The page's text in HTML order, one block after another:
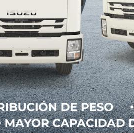
se produce Montero;
en la ciudad de
su planta de Mizushima.
caretas y elaborar otros
la experiencia y los
con los gobiernos